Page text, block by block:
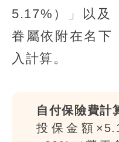
5.17%）」以及
眷屬依附在名下
入計算。
自付保險費計
投保金額